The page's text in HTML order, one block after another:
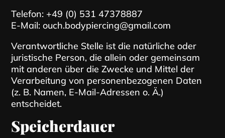
Telefon: +49 (0) 531 47378887
E-Mail: ouch.bodypiercing@gmail.com
Verantwortliche Stelle ist die natürliche oder
juristische Person, die allein oder gemeinsam
mit anderen über die Zwecke und Mittel der
Verarbeitung von personenbezogenen Daten
(z. B. Namen, E-Mail-Adressen o. Ä.)
entscheidet.
Speicherdauer